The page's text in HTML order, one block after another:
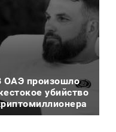
ОАЭ произошло
убийство